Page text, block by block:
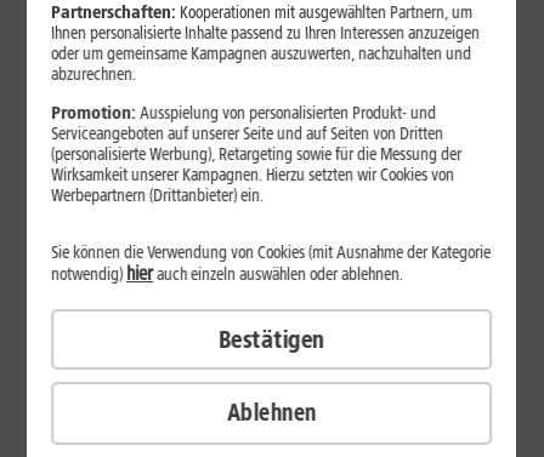
ab 29,99
€/Monat*
Verfügbarkeit prüfen
Partnerschaften: Kooperationen mit ausgewählten Partnern, um
Ihnen personalisierte Inhalte passend zu Ihren Interessen anzuzeigen
oder um gemeinsame Kampagnen auszuwerten, nachzuhalten und
abzurechnen.
Promotion:Ausspielung von personalisierten Produkt- und
Serviceangeboten auf unserer Seite und auf Seiten von Dritten
(personalisierte Werbung), Retargeting sowie für die Messung der
Wirksamkeit unserer Kampagnen. Hierzu setzten wir Cookies von
Werbepartnern (Drittanbieter) ein.
Ablehnen
Sie können die Verwendung von Cookies (mit Ausnahme der Kategorie
notwendig)hierauch einzeln auswählen oder ablehnen.
Bestätigen